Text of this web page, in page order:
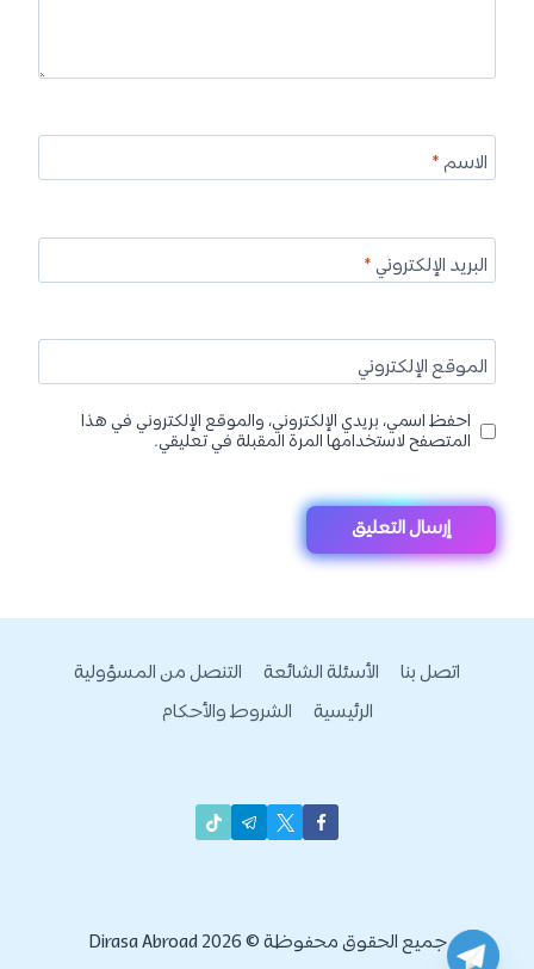
الاسم*
البريد الإلكتروني*
الموقع الإلكتروني
احفظ اسمي، بريدي الإلكتروني، والموقع الإلكتروني في هذا
المتصفح لاستخدامها المرة المقبلة في تعليقي.
اتصل بنا الأسئلة الشائعة
التنصل من المسؤولية
الرئيسية
الشروط والأحكام
جميع الحقوق محفوظة © 2026 Dirasa Abroad